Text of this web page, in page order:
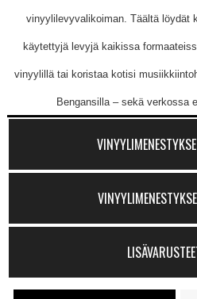
vinyylilevyvalikoiman. Täältä löydät
käytettyjä levyjä kaikissa
vinyylillä tai koristaa kotisi
Bengansilla – sekä verkossa